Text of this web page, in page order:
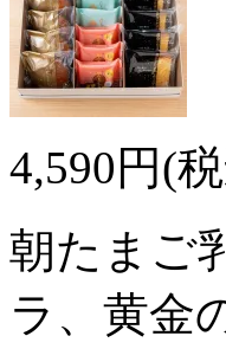
4,590円(
朝たまご
ラ、黄金